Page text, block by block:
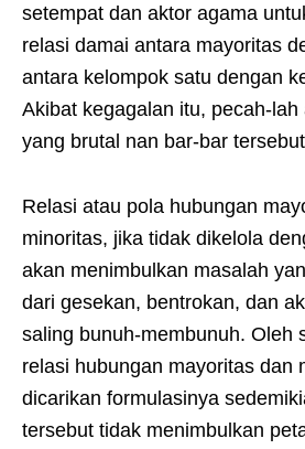
setempat dan aktor agama
relasi damai antara mayoritas
antara kelompok satu dengan
Akibat kegagalan itu, pecah-lah
yang brutal nan bar-bar
Relasi atau pola hubungan
minoritas, jika tidak dikelola
akan menimbulkan masalah
dari gesekan, bentrokan, dan
saling bunuh-membunuh. Oleh
relasi hubungan mayoritas dan
dicarikan formulasinya
tersebut tidak menimbulkan